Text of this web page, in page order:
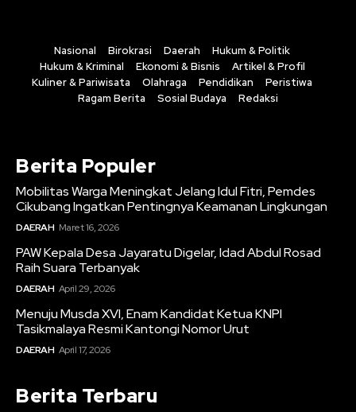
Nasional Birokrasi Daerah
Hukum & Politik
Hukum & Kriminal
Ekonomi & Bisnis
Artikel & Profil
Kuliner & Pariwisata
Olahraga Pendidikan
Peristiwa
Ragam Berita
Sosial Budaya Redaksi
Berita Populer
Mobilitas Warga Meningkat Jelang Idul Fitri, Pemdes
Cikubang Ingatkan Pentingnya Keamanan Lingkungan
DAERAH Maret 16, 2026
PAW Kepala Desa Jayaratu Digelar, Idad Abdul Rosad
Raih Suara Terbanyak
DAERAH April 29, 2026
Menuju Musda XVI, Enam Kandidat Ketua KNPI
Tasikmalaya Resmi Kantongi Nomor Urut
DAERAH April 17, 2026
Berita Terbaru